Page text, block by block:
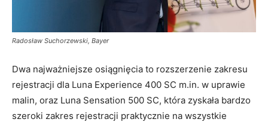
Radosław Suchorzewski, Bayer
Dwa najważniejsze osiągnięcia to rozszerzenie zakresu
rejestracji dla Luna Experience 400 SC m.in. w uprawie
malin, oraz Luna Sensation 500 SC, która zyskała bardzo
szeroki zakres rejestracji praktycznie na wszystkie